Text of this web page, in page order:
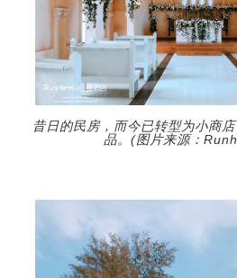
昔日的民房，而今已转型为小商
品。(图片来源：